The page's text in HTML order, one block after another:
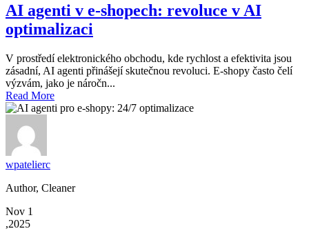
AI agenti v e-shopech: revoluce v AI
optimalizaci
V prostředí elektronického obchodu, kde rychlost a efektivita jsou
zásadní, AI agenti přinášejí skutečnou revoluci. E-shopy často čelí
výzvám, jako je náročn...
Read More
wpatelierc
Author, Cleaner
Nov 1
,2025